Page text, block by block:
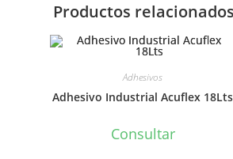
Productos relacionados
Adhesivos
Adhesivo Industrial Acuflex 18Lts
Consultar